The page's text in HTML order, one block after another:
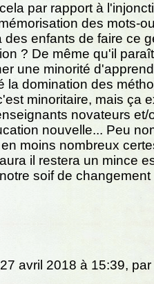
par rapport à
des mots-
des enfants de faire ce
? De même qu'il
une minorité
la domination des
minoritaire, mais ça
novateurs et/
nouvelle... Peu
moins nombreux
il restera un mince
soif de
avril 2018 à 15:39, par